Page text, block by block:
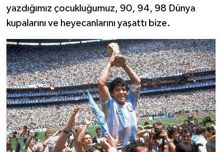
yazdığımız çocukluğumuz, 90, 94, 98 Dünya
kupalarını ve heyecanlarını yaşattı bize.